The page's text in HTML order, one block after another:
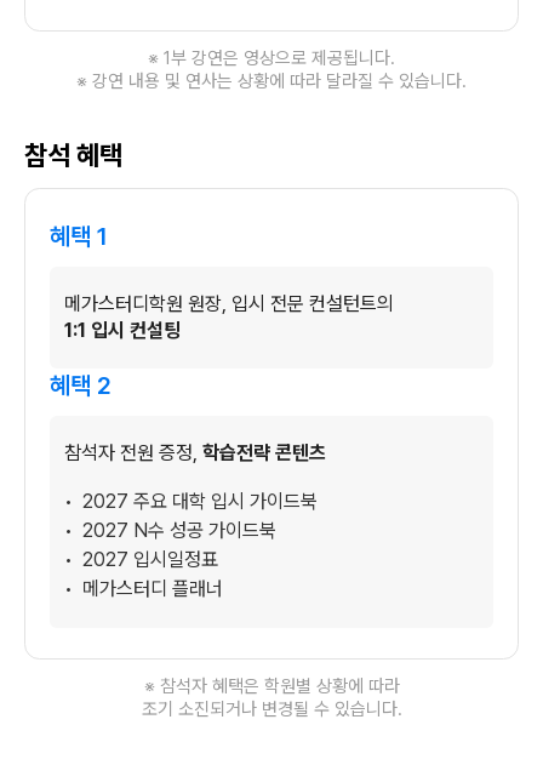
※ 1부 강연은 영상으로 제공됩니다.
※ 강연 내용 및 연사는 상황에 따라 달라질 수 있습니다.
참석 혜택
혜택 1
메가스터디학원 원장, 입시 전문 컨설턴트의
1:1 입시 컨설팅
혜택 2
참석자 전원 증정,학습전략 콘텐츠
2027 주요 대학 입시 가이드북
2027 N수 성공 가이드북
2027 입시일정표
메가스터디 플래너
※ 참석자 혜택은 학원별 상황에 따라
조기 소진되거나 변경될 수 있습니다.